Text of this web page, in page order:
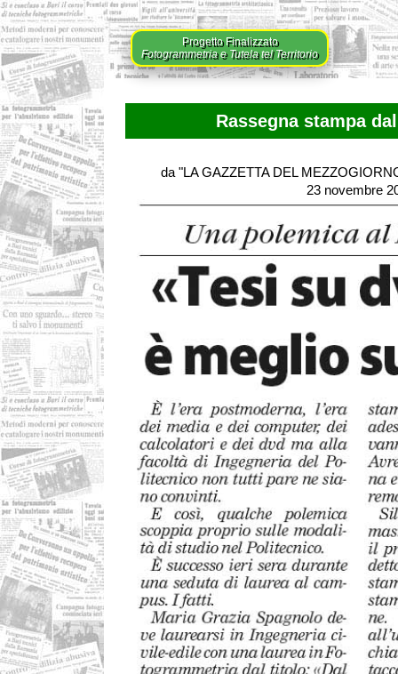
Progetto Finalizzato
Fotogrammetria e Tutela tel Territorio
Rassegna stampa
da "LA GAZZETTA DEL
23 novembre